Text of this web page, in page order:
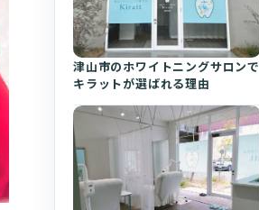
津山市のホワイトニングサロンで
キラットが選ばれる理由